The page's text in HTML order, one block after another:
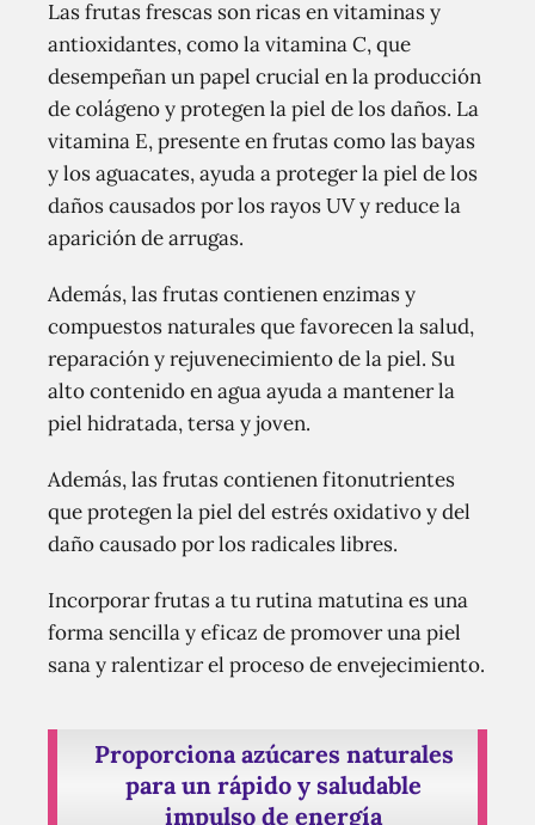
Las frutas frescas son ricas en vitaminas y
antioxidantes, como la vitamina C, que
desempeñan un papel crucial en la producción
de colágeno y protegen la piel de los daños. La
vitamina E, presente en frutas como las bayas
y los aguacates, ayuda a proteger la piel de los
daños causados por los rayos UV y reduce la
aparición de arrugas.
Además, las frutas contienen enzimas y
compuestos naturales que favorecen la salud,
reparación y rejuvenecimiento de la piel. Su
alto contenido en agua ayuda a mantener la
piel hidratada, tersa y joven.
Además, las frutas contienen fitonutrientes
que protegen la piel del estrés oxidativo y del
daño causado por los radicales libres.
Incorporar frutas a tu rutina matutina es una
forma sencilla y eficaz de promover una piel
sana y ralentizar el proceso de envejecimiento.
Proporciona azúcares naturales
para un rápido y saludable
impulso de energía